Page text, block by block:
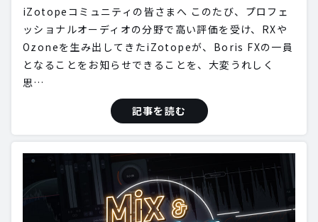
iZotopeコミュニティの皆さまへ このたび、プロフェ
ッショナルオーディオの分野で高い評価を受け、RXや
Ozoneを生み出してきたiZotopeが、Boris FXの一員
となることをお知らせできることを、大変うれしく
思…
記事を読む